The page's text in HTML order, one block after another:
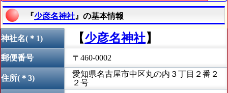
『少彦名神社 』の基本情報
神社名(＊1) 【少彦名神社】
郵便番号 〒460-0002
住所(＊3)
愛知県名古屋市中区丸の内３丁目２番２
２号